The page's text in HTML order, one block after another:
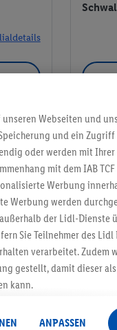
anmelden
Webseiten und
und ein
oder werden mit Ihrer
mit dem IAB
Werbung
Werbung werden
der Lidl-Dienste
Sie Teilnehmer des Lidl
verarbeitet. Zudem
gestellt, damit dieser als
kann.
Ihre Nutzung der Lidl-
ANPASSEN